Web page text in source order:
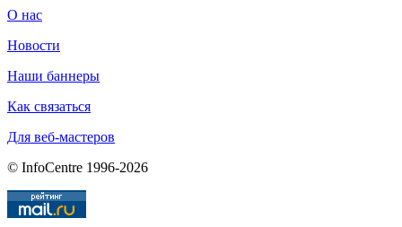
О нас
Новости
Наши баннеры
Как связаться
Для веб-мастеров
© InfoCentre 1996-2026